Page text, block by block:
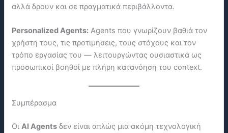
αλλά δρουν και σε πραγματικά περιβάλλοντα.
Personalized Agents: Agents που γνωρίζουν βαθιά τον
χρήστη τους, τις προτιμήσεις, τους στόχους και τον
τρόπο εργασίας του — λειτουργώντας ουσιαστικά ως
προσωπικοί βοηθοί με πλήρη κατανόηση του context.
Συμπέρασμα
Οι AI Agents δεν είναι απλώς μια ακόμη τεχνολογική